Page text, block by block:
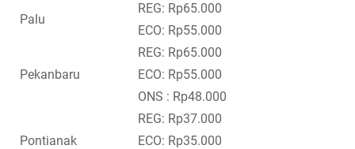
Palu
REG: Rp65.000
ECO: Rp55.000
Pekanbaru
REG: Rp65.000
ECO: Rp55.000
ONS : Rp48.000
Pontianak
REG: Rp37.000
ECO: Rp35.000